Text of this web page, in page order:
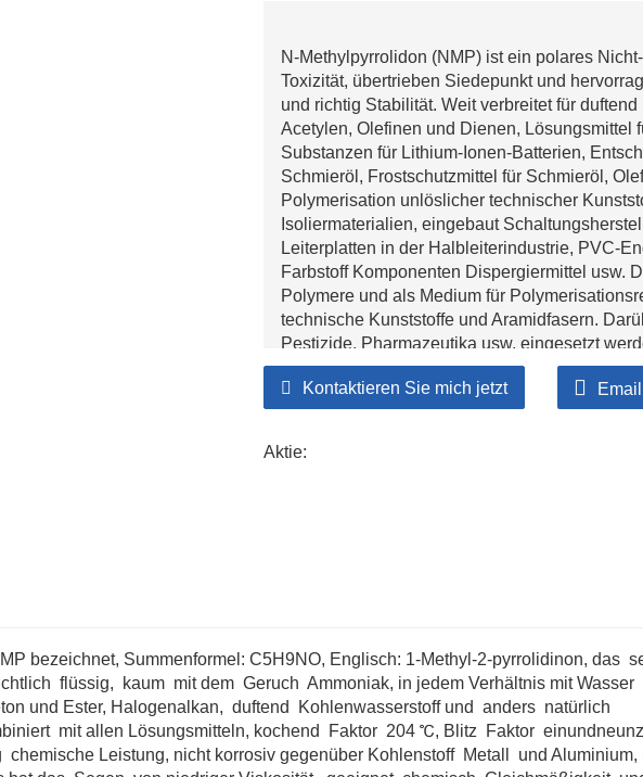
N-Methylpyrrolidon (NMP) ist ein polares
Toxizität, übertrieben Siedepunkt und
und richtig Stabilität. Weit verbreitet für
Acetylen, Olefinen und Dienen, Lösungsmittel
Substanzen für Lithium-Ionen-Batterien,
Schmieröl, Frostschutzmittel für Schmieröl,
Polymerisation unlöslicher technischer
Isoliermaterialien, eingebaut
Leiterplatten in der Halbleiterindustrie, PVC-
Farbstoff Komponenten Dispergiermittel usw.
Polymere und als Medium für
technische Kunststoffe und Aramidfasern.
Pestizide, Pharmazeutika usw. eingesetzt
Methylpyrrolidon mit einzigartig Noten und
Industriequalität: Schmiermittelraffinierung,
Entschwefelung, Digital Isoliermaterialien,
hochwertigen Beschichtungen, Tinten,
Extraktion von Butadien, Isopren, duftend
verwendet werden Genesung Acetylen aus
einer Reinheit von 99,7 % für gezielt
Und besser werden hochreines Butadien aus
Preis beträgt 97 % und die Reinheit des
Extraktionsmittel für verwendet erholen
Kohlenwasserstoffen, mit a Erholung Reinheit
Kontaktieren Sie mich jetzt Email
Aktie:
bezeichnet, Summenformel: C5H9NO, Englisch: 1-Methyl-2-pyrrolidinon, das
flüssig, kaum mit dem Geruch Ammoniak, in jedem Verhältnis mit Wasser
und Ester, Halogenalkan, duftend Kohlenwasserstoff und anders natürlich
mit allen Lösungsmitteln, kochend Faktor 204 ℃, Blitz Faktor
chemische Leistung, nicht korrosiv gegenüber Kohlenstoff Metall
und Aluminium,